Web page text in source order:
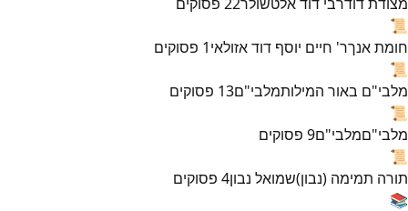
📜
חומת אנךר' חיים יוסף דוד אזולאי1 פסוקים
📜
מלבי"ם באור המילותמלבי"ם13 פסוקים
📜
מלבי"םמלבי"ם9 פסוקים
📜
תורה תמימה (נבון)שמואל נבון4 פסוקים
📚